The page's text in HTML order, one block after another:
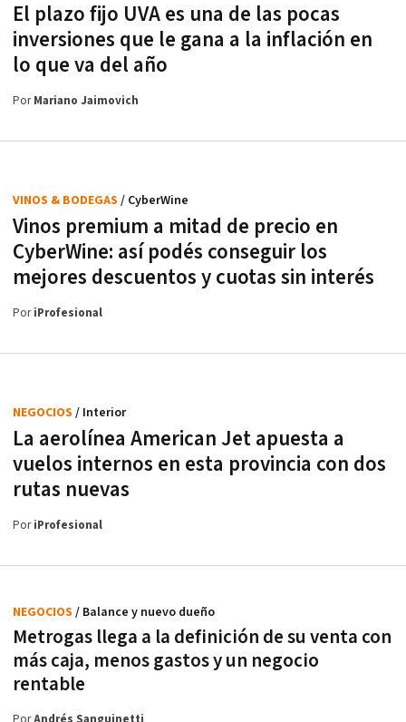
El plazo fijo UVA es una de las pocas
inversiones que le gana a la inflación en
lo que va del año
PorMariano Jaimovich
Vinos premium a mitad de precio en
CyberWine: así podés conseguir los
mejores descuentos y cuotas sin interés
VINOS & BODEGAS / CyberWine
PoriProfesional
La aerolínea American Jet apuesta a
vuelos internos en esta provincia con dos
rutas nuevas
NEGOCIOS / Interior
PoriProfesional
Metrogas llega a la definición de su venta con
más caja, menos gastos y un negocio
rentable
NEGOCIOS / Balance y nuevo dueño